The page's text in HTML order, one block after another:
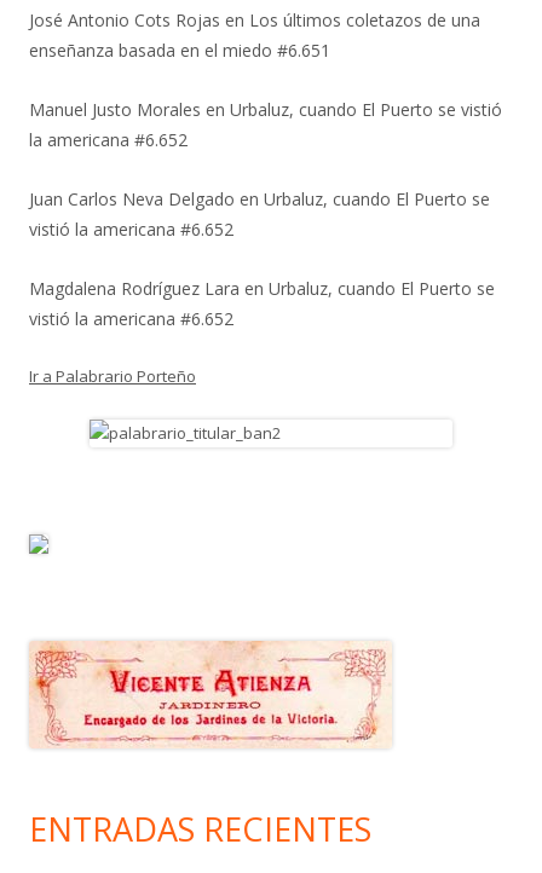
José Antonio Cots Rojas en Los últimos coletazos de una
enseñanza basada en el miedo #6.651
Manuel Justo Morales en Urbaluz, cuando El Puerto se vistió
la americana #6.652
Juan Carlos Neva Delgado en Urbaluz, cuando El Puerto se
vistió la americana #6.652
Magdalena Rodríguez Lara en Urbaluz, cuando El Puerto se
vistió la americana #6.652
Ir a Palabrario Porteño
ENTRADAS RECIENTES